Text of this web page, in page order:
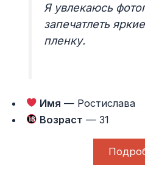
Я увлекаюсь
запечатлеть
пленку.
Имя — Ростислава
Возраст — 31